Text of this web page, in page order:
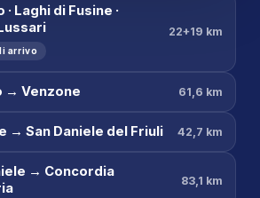
Laghi di Fusine ·
arrivo
22+19 km
→ Venzone 61,6 km
→ San Daniele del Friuli 42,7 km
→ Concordia
83,1 km